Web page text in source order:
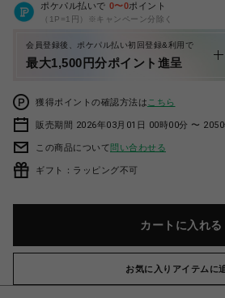
ポケパル払いで 0〜0ポイント
（1P=1円）※キャンペーン分除く
会員登録後、ポケパル払い初回登録&利用で
最大1,500円分ポイント進呈
獲得ポイントの確認方法は こちら
販売期間 2026年03月01日 00時00分 〜
この商品について問い合わせる
ギフト：ラッピング不可
カートに入れる
お気に入りアイテムに